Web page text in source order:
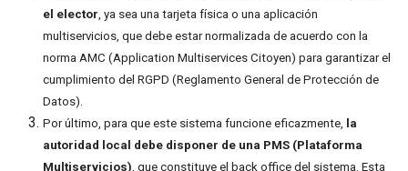
el elector, ya sea una tarjeta física o una aplicación
multiservicios, que debe estar normalizada de acuerdo con la
norma AMC (Application Multiservices Citoyen) para garantizar el
cumplimiento del RGPD (Reglamento General de Protección de
Datos).
Por último, para que este sistema funcione eficazmente, la
autoridad local debe disponer de una PMS (Plataforma
Multiservicios), que constituye el back office del sistema. Esta